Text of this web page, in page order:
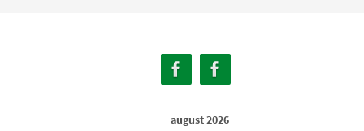
august 2026